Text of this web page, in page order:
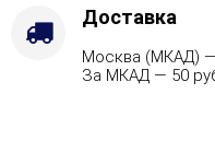
Змеевик,
Защита
Доставка
Москва (МКАД) —
За МКАД — 50